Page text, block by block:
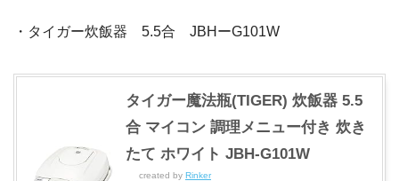
・タイガー炊飯器 5.5合 JBHーG101W
タイガー魔法瓶(TIGER) 炊飯器 5.5
合 マイコン 調理メニュー付き 炊き
たて ホワイト JBH-G101W
created by Rinker